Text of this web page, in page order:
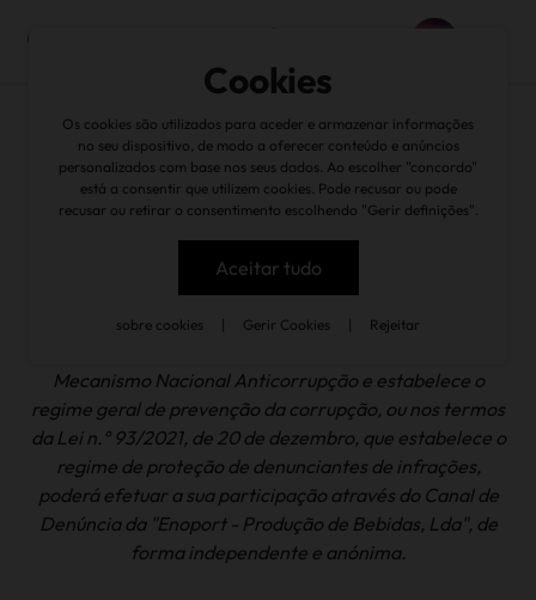
Caso tenha conhecimento de infrações, que estejam a
ser cometidas ou cujo cometimento se possa
razoavelmente prever, bem como tentativas de
ocultação de tais infrações, nos termos do Decreto Lei
Mecanismo Nacional Anticorrupção e estabelece o
regime geral de prevenção da corrupção, ou nos termos
da Lei n.º 93/2021, de 20 de dezembro, que estabelece o
regime de proteção de denunciantes de infrações,
poderá efetuar a sua participação através do Canal de
Denúncia da "Enoport - Produção de Bebidas, Lda", de
forma independente e anónima.
Cookies
Os cookies são utilizados para aceder e armazenar informações
no seu dispositivo, de modo a oferecer conteúdo e anúncios
personalizados com base nos seus dados. Ao escolher "concordo"
está a consentir que utilizem cookies. Pode recusar ou pode
recusar ou retirar o consentimento escolhendo "Gerir definições".
Aceitar tudo
sobre cookies Gerir Cookies Rejeitar